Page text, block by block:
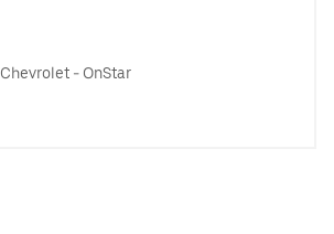
Chevrolet - OnStar